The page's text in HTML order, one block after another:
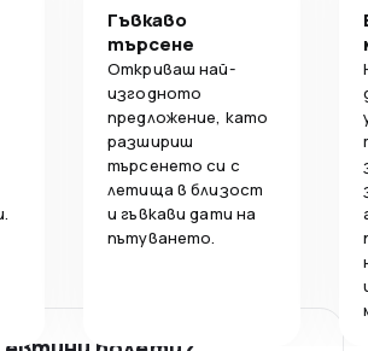
Гъвкаво
търсене
Откриваш най-
изгодното
предложение, като
разшириш
търсенето си с
летища в близост
и гъвкави дати на
пътуването.